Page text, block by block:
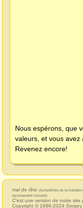
Nous espérons, que
valeurs, et vous avez
Revenez encore!
mal de tête (Symptômes de la maladie
rayonnement ionisant)
C'est une version de notre site
Copyright © 1996-2024 Sergey